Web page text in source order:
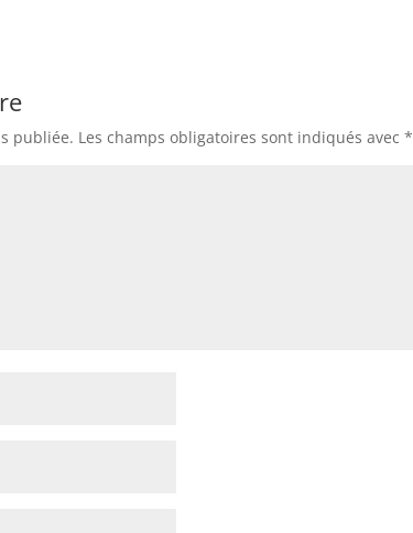
publiée. Les champs obligatoires sont indiqués avec*